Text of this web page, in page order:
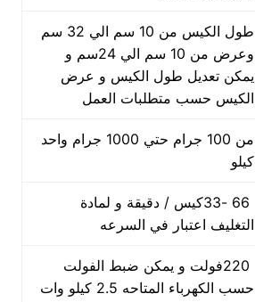
طول الكيس من 10 سم الي 32 سم
وعرض من 10 سم الي 24سم و
يمكن تعديل طول الكيس و عرض
الكيس حسب متطلبات العمل
من 100 جرام حتي 1000 جرام واحد
كيلو
66 -33كيس / دقيقة و لمادة
التغليف اعتبار في السرعه
220فولت و يمكن ضبط الفولت
حسب الكهرباء المتاحه 2.5 كيلو وات